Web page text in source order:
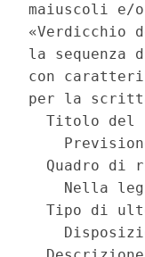
maiuscoli
«Verdicchio
la sequenza
con
per la
Titolo del
Quadro di
Nella
Tipo di